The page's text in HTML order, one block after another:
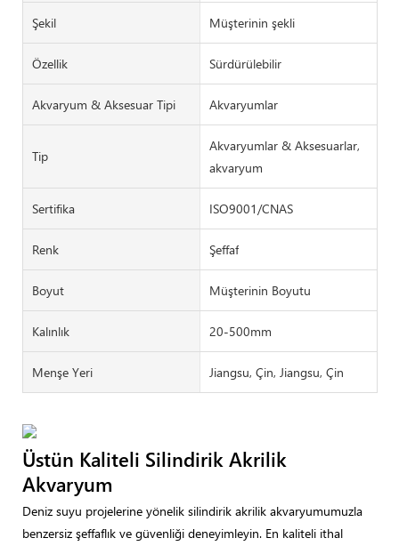
Şekil Müşterinin şekli
Özellik Sürdürülebilir
Akvaryum & Aksesuar Tipi Akvaryumlar
Tip
Akvaryumlar & Aksesuarlar,
akvaryum
Sertifika ISO9001/CNAS
Renk Şeffaf
Boyut Müşterinin Boyutu
Kalınlık 20-500mm
Menşe Yeri Jiangsu, Çin, Jiangsu, Çin
Üstün Kaliteli Silindirik Akrilik
Akvaryum
Deniz suyu projelerine yönelik silindirik akrilik akvaryumumuzla
benzersiz şeffaflık ve güvenliği deneyimleyin. En kaliteli ithal